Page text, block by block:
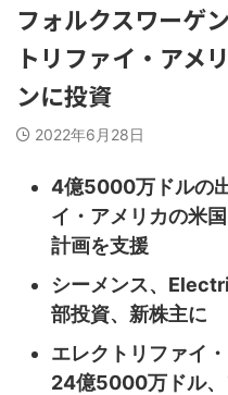
フォルクスワーゲ
トリファイ・アメ
ンに投資
2022年6月28日
4億5000万ドルの
イ・アメリカの米
計画を支援
シーメンス、
部投資、新株主に
エレクトリファイ
24億5000万ドル、